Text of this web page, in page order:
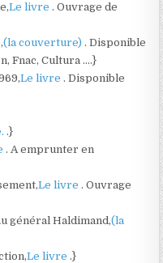
Le livre. Ouvrage de
(la couverture). Disponible
Fnac, Cultura ….}
Le livre. Disponible
.}
. A emprunter en
Le livre. Ouvrage
général Haldimand,(la
Le livre.}